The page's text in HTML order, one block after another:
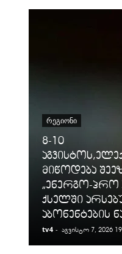
ᲠᲔᲒᲘᲝᲜᲘ
8-10
მიწოდება
„ენერგო-პრო
ქსელში
აბონენტების
tv4 - აგვისტო 7, 2026